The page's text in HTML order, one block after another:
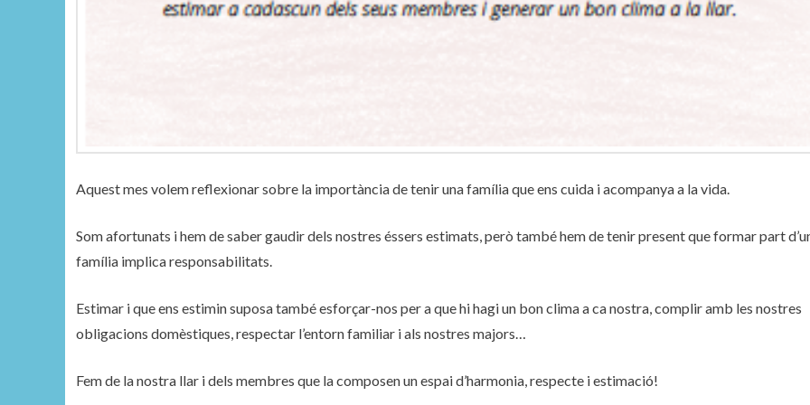
Aquest mes volem reflexionar sobre la importància de tenir una família que ens cuida i acompanya a la vida.
Som afortunats i hem de saber gaudir dels nostres éssers estimats, però també hem de tenir present que formar part
família implica responsabilitats.
Estimar i que ens estimin suposa també esforçar-nos per a que hi hagi un bon clima a ca nostra, complir amb les nostres
obligacions domèstiques, respectar l’entorn familiar i als nostres majors…
Fem de la nostra llar i dels membres que la composen un espai d’harmonia, respecte i estimació!